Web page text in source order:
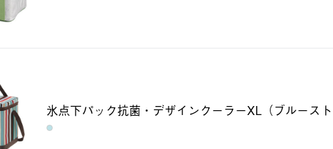
氷点下パック抗菌・デザインクーラーXL（ブルースト